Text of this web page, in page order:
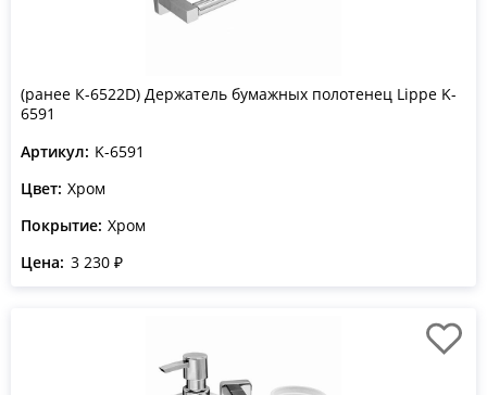
(ранее К-6522D) Держатель бумажных полотенец Lippe K-
6591
Артикул: K-6591
Цвет: Хром
Покрытие: Хром
Цена: 3 230 ₽